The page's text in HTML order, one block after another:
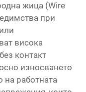
жица (Wire
при
висока
контакт
износването
на работната